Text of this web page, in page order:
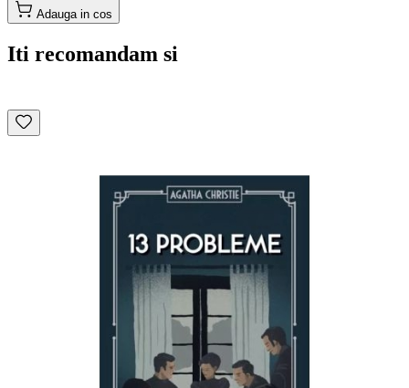
Adauga in cos
Iti recomandam si